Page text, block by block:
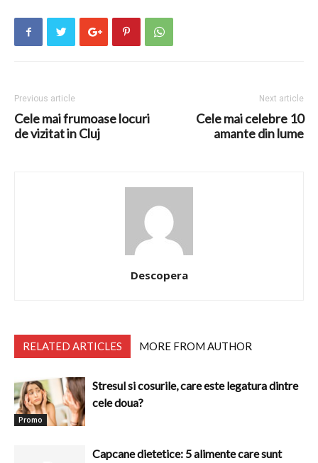
Previous article
Cele mai frumoase locuri
de vizitat in Cluj
Next article
Cele mai celebre 10
amante din lume
Descopera
RELATED ARTICLES MORE FROM AUTHOR
Promo
Stresul si cosurile, care este legatura dintre
cele doua?
Capcane dietetice: 5 alimente care sunt